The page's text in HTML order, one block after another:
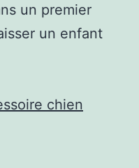
un premier
un enfant
chien